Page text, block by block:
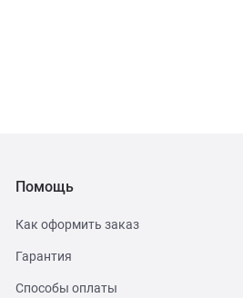
Помощь
Как оформить заказ
Гарантия
Способы оплаты